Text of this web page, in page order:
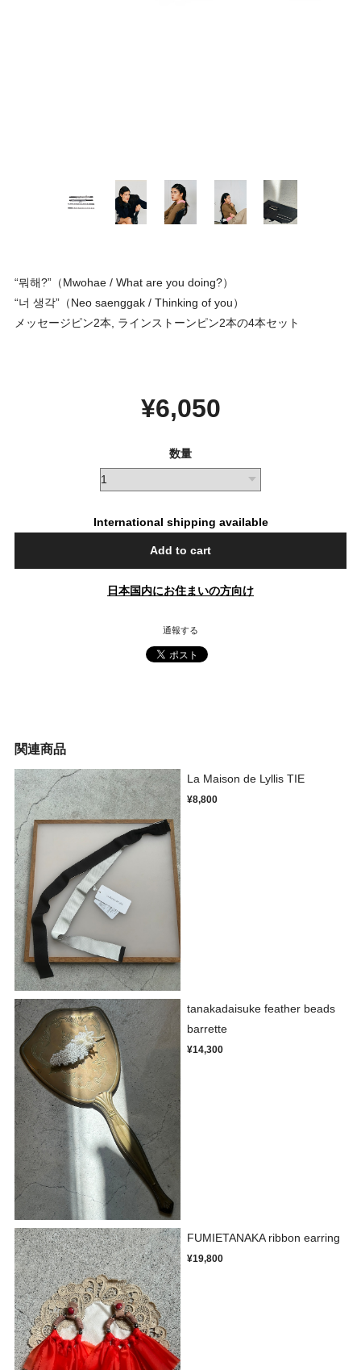
“뭐해?”（Mwohae / What are you doing?）
“너 생각”（Neo saenggak / Thinking of you）
メッセージピン2本, ラインストーンピン2本の4本セット
¥6,050
数量
International shipping available
Add to cart
日本国内にお住まいの方向け
通報する
関連商品
La Maison de Lyllis TIE
¥8,800
tanakadaisuke feather beads
barrette
¥14,300
FUMIETANAKA ribbon earring
¥19,800